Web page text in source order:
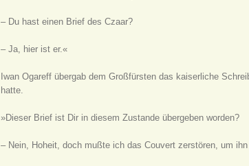
– Du hast einen Brief des Czaar?
– Ja, hier ist er.«
Iwan Ogareff übergab dem Großfürsten das kaiserliche
hatte.
»Dieser Brief ist Dir in diesem Zustande übergeben worden?
– Nein, Hoheit, doch mußte ich das Couvert zerstören, um